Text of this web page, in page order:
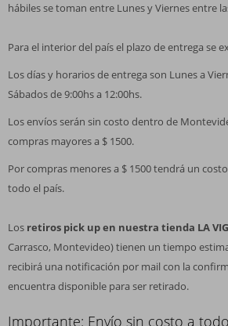
hábiles se toman entre Lunes y Viernes entre
Para el interior del país el plazo de entrega se
Los días y horarios de entrega son Lunes a
Sábados de 9:00hs a 12:00hs.
Los envíos serán sin costo dentro de
compras mayores a $ 1500.
Por compras menores a $ 1500 tendrá un
todo el país.
Los retiros pick up en nuestra tienda LA
Carrasco, Montevideo) tienen un tiempo
recibirá una notificación por mail con la
encuentra disponible para ser retirado.
Importante: Envío sin costo a